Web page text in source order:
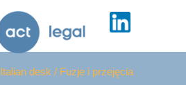
Italian desk / Fuzje i przejęcia